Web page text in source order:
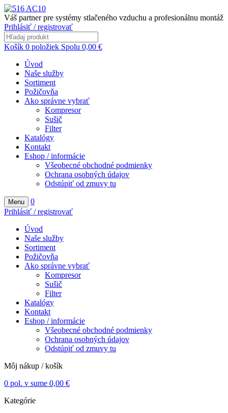
Váš partner pre systémy stlačeného vzduchu a profesionálnu montáž
Prihlásiť / registrovať
Košík 0 položiek Spolu 0,00 €
Úvod
Naše služby
Sortiment
Požičovňa
Ako správne vybrať
Kompresor
Sušič
Filter
Katalógy
Kontakt
Eshop / informácie
Všeobecné obchodné podmienky
Ochrana osobných údajov
Odstúpiť od zmuvy tu
Menu
0
Prihlásiť / registrovať
Úvod
Naše služby
Sortiment
Požičovňa
Ako správne vybrať
Kompresor
Sušič
Filter
Katalógy
Kontakt
Eshop / informácie
Všeobecné obchodné podmienky
Ochrana osobných údajov
Odstúpiť od zmuvy tu
Môj nákup / košík
0 pol. v sume 0,00 €
Kategórie